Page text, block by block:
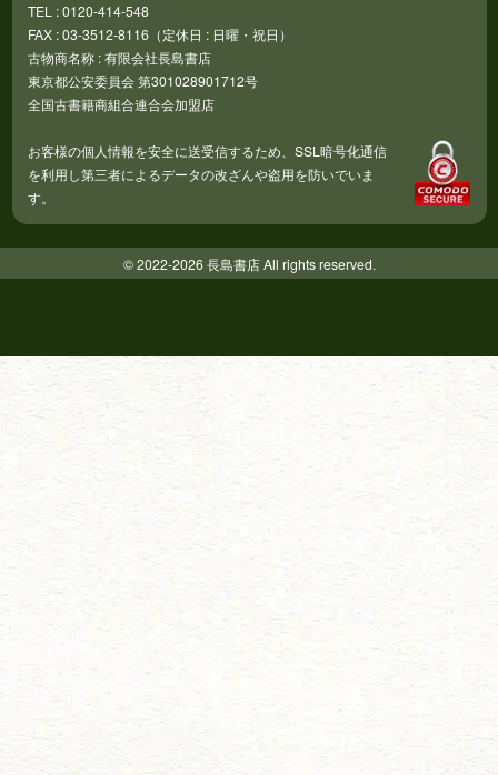
TEL : 0120-414-548
FAX : 03-3512-8116（定休日 : 日曜・祝日）
古物商名称 : 有限会社長島書店
東京都公安委員会 第301028901712号
全国古書籍商組合連合会加盟店
お客様の個人情報を安全に送受信するため、SSL暗号化通信
を利用し第三者によるデータの改ざんや盗用を防いでいま
す。
© 2022-2026 長島書店 All rights reserved.